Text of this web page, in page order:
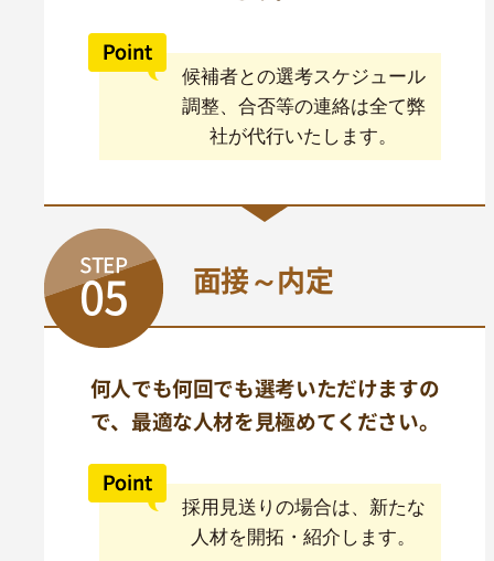
候補者との選考スケジュール
調整、合否等の連絡は全て弊
社が代行いたします。
STEP
05 面接～内定
何人でも何回でも選考いただけますの
で、最適な人材を見極めてください。
採用見送りの場合は、新たな
人材を開拓・紹介します。